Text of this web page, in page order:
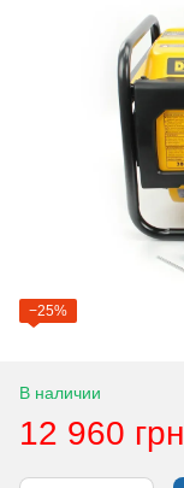
−25%
В наличии
12 960 грн